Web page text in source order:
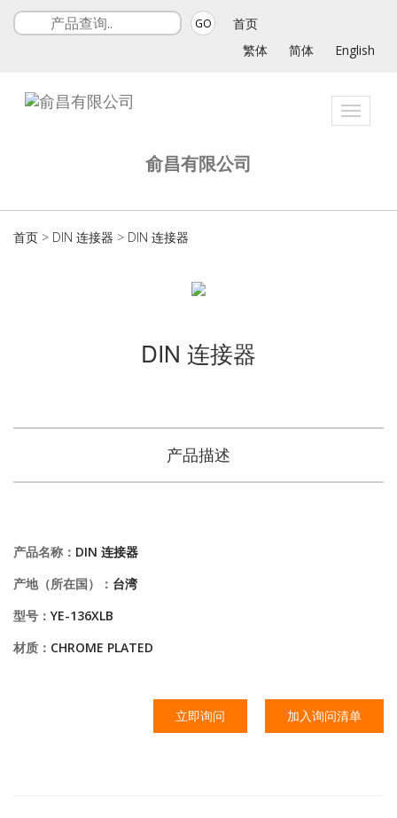
GO
首页
繁体
简体 English
Toggle
俞昌有限公司
首页 > DIN 连接器 > DIN 连接器
DIN 连接器
产品描述
产品名称： DIN 连接器
产地（所在国）： 台湾
型号： YE-136XLB
材质： CHROME PLATED
立即询问 加入询问清单